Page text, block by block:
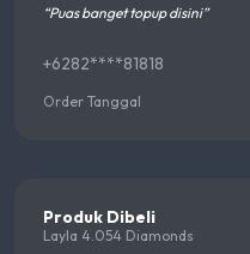
“Puas banget topup disini”
+6282****81818
Order Tanggal
Produk Dibeli
Layla 4.054 Diamonds